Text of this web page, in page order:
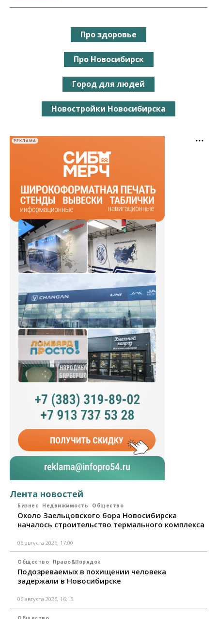
Про здоровье
Про Новосибирск
Город для людей
Новостройки Новосибирска
РЕКЛАМА
Лента новостей
Бизнес Недвижимость Общество
Около Заельцовского бора Новосибирска
началось строительство термального комплекса
06 августа 2026, 17:00
Общество Право&Порядок
Подозреваемых в похищении человека
задержали в Новосибирске
06 августа 2026, 16:15